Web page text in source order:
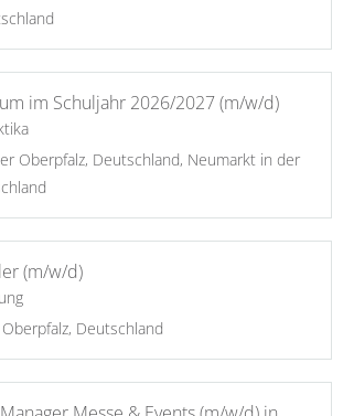
im Schuljahr 2026/2027 (m/w/d)
Oberpfalz, Deutschland, Neumarkt in der
(m/w/d)
Deutschland